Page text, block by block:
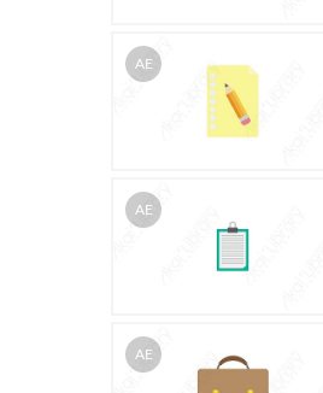
AE
AE
AE